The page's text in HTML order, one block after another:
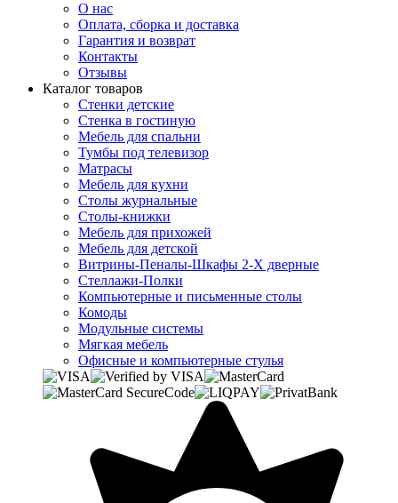
О нас
Оплата, сборка и доставка
Гарантия и возврат
Контакты
Отзывы
Каталог товаров
Стенки детские
Стенка в гостиную
Мебель для спальни
Тумбы под телевизор
Матрасы
Мебель для кухни
Столы журнальные
Столы-книжки
Мебель для прихожей
Мебель для детской
Витрины-Пеналы-Шкафы 2-Х дверные
Стеллажи-Полки
Компьютерные и письменные столы
Комоды
Модульные системы
Мягкая мебель
Офисные и компьютерные стулья